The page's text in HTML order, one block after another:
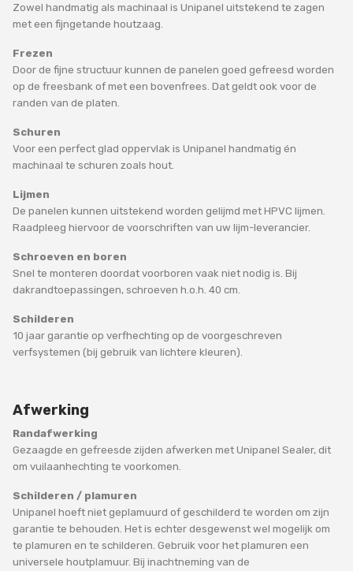
Zowel handmatig als machinaal is Unipanel uitstekend te zagen
met een fijngetande houtzaag.
Frezen
Door de fijne structuur kunnen de panelen goed gefreesd worden
op de freesbank of met een bovenfrees. Dat geldt ook voor de
randen van de platen.
Schuren
Voor een perfect glad oppervlak is Unipanel handmatig én
machinaal te schuren zoals hout.
Lijmen
De panelen kunnen uitstekend worden gelijmd met HPVC lijmen.
Raadpleeg hiervoor de voorschriften van uw lijm-leverancier.
Schroeven en boren
Snel te monteren doordat voorboren vaak niet nodig is. Bij
dakrandtoepassingen, schroeven h.o.h. 40 cm.
Schilderen
10 jaar garantie op verfhechting op de voorgeschreven
verfsystemen (bij gebruik van lichtere kleuren).
Afwerking
Randafwerking
Gezaagde en gefreesde zijden afwerken met Unipanel Sealer, dit
om vuilaanhechting te voorkomen.
Schilderen / plamuren
Unipanel hoeft niet geplamuurd of geschilderd te worden om zijn
garantie te behouden. Het is echter desgewenst wel mogelijk om
te plamuren en te schilderen. Gebruik voor het plamuren een
universele houtplamuur. Bij inachtneming van de